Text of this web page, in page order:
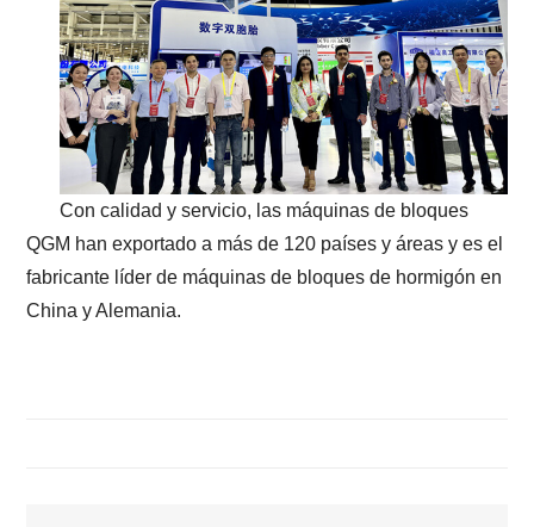
Con calidad y servicio, las máquinas de bloques
QGM han exportado a más de 120 países y áreas y es el
fabricante líder de máquinas de bloques de hormigón en
China y Alemania.